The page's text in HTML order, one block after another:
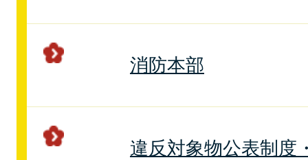
消防本部
違反対象物公表制度